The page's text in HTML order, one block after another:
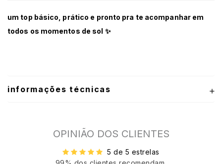
um top básico, prático e pronto pra te acompanhar em
todos os momentos de sol ✨
informações técnicas
OPINIÃO DOS CLIENTES
5 de 5 estrelas